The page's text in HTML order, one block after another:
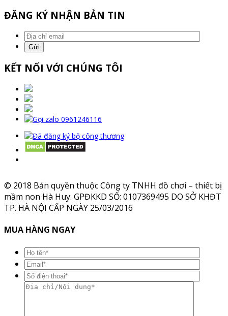
ĐĂNG KÝ NHẬN BẢN TIN
KẾT NỐI VỚI CHÚNG TÔI
© 2018 Bản quyền thuộc Công ty TNHH đồ chơi – thiết bị
mầm non Hà Huy. GPĐKKD SỐ: 0107369495 DO SỞ KHĐT
TP. HÀ NỘI CẤP NGÀY 25/03/2016
MUA HÀNG NGAY